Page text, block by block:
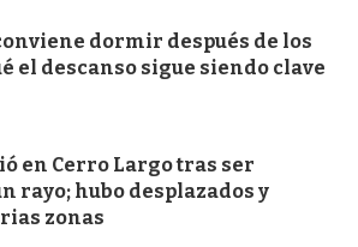
dormir después de los
el descanso sigue siendo clave
en Cerro Largo tras ser
rayo; hubo desplazados y
zonas